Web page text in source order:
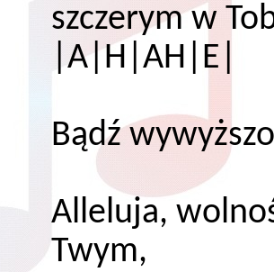
szczerym w
|A|H|AH|E|
Bądź
Alleluja,